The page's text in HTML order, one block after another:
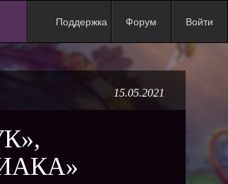
NEW
Поддержка Форум Войти
15.05.2021